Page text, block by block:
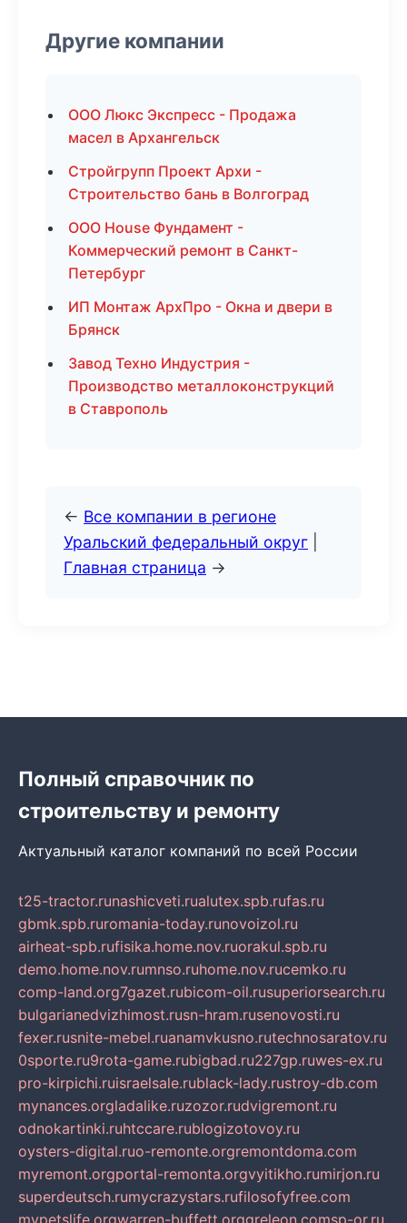
Другие компании
ООО Люкс Экспресс - Продажа
масел в Архангельск
Стройгрупп Проект Архи -
Строительство бань в Волгоград
ООО House Фундамент -
Коммерческий ремонт в Санкт-
Петербург
ИП Монтаж АрхПро - Окна и двери в
Брянск
Завод Техно Индустрия -
Производство металлоконструкций
в Ставрополь
← Все компании в регионе
Уральский федеральный округ
Главная страница →
Полный справочник по
строительству и ремонту
Актуальный каталог компаний по всей России
t25-tractor.runashicveti.rualutex.spb.rufas.ru
gbmk.spb.ruromania-today.runovoizol.ru
airheat-spb.rufisika.home.nov.ruorakul.spb.ru
demo.home.nov.rumnso.ruhome.nov.rucemko.ru
comp-land.org7gazet.rubicom-oil.rusuperiorsearch.ru
bulgarianedvizhimost.rusn-hram.rusenovosti.ru
fexer.rusnite-mebel.ruanamvkusno.rutechnosaratov.ru
0sporte.ru9rota-game.rubigbad.ru227gp.ruwes-ex.ru
pro-kirpichi.ruisraelsale.rublack-lady.rustroy-db.com
mynances.orgladalike.ruzozor.rudvigremont.ru
odnokartinki.ruhtccare.rublogizotovoy.ru
oysters-digital.ruo-remonte.orgremontdoma.com
myremont.orgportal-remonta.orgvyitikho.rumirjon.ru
superdeutsch.rumycrazystars.rufilosofyfree.com
mypetslife.orgwarren-buffett.orggreleon.comsp-or.ru